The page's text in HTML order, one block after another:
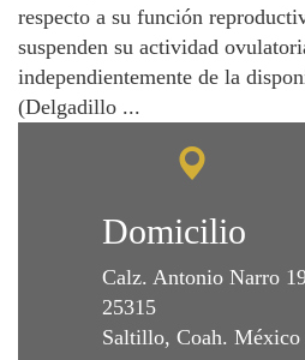
respecto a su función
suspenden su actividad
independientemente de la
(Delgadillo ...
Domicilio
Calz. Antonio Narro
25315
Saltillo, Coah. México